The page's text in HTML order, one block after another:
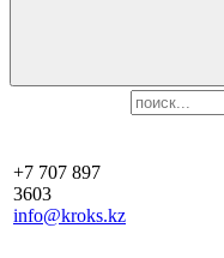
+7 707 897
3603
info@kroks.kz